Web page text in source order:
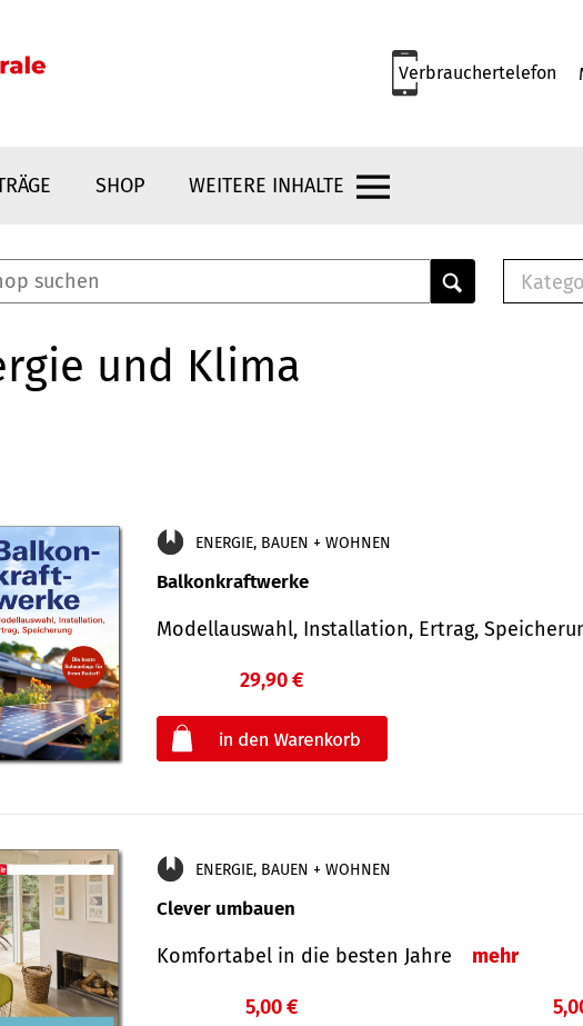
Verbrauchertelefon
SHOP WEITERE INHALTE
und Klima
ENERGIE, BAUEN + WOHNEN
Balkonkraftwerke
Modellauswahl, Installation, Ertrag,
29,90 €
ENERGIE, BAUEN + WOHNEN
Clever umbauen
Komfortabel in die besten Jahre mehr
5,00 €